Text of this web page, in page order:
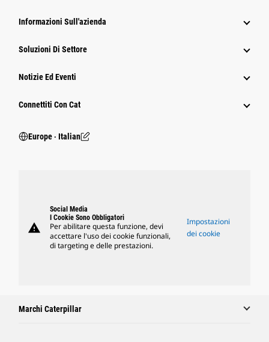
Informazioni Sull'azienda
Soluzioni Di Settore
Notizie Ed Eventi
Connettiti Con Cat
Europe ‧ Italian
warning
Social Media
I Cookie Sono Obbligatori
Per abilitare questa funzione, devi
accettare l'uso dei cookie funzionali,
di targeting e delle prestazioni.
Impostazioni
dei cookie
Marchi Caterpillar